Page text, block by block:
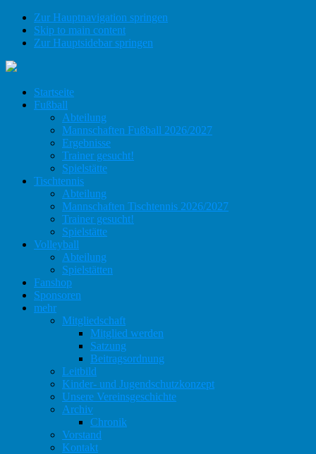
Zur Hauptnavigation springen
Skip to main content
Zur Hauptsidebar springen
Startseite
Fußball
Abteilung
Mannschaften Fußball 2026/2027
Ergebnisse
Trainer gesucht!
Spielstätte
Tischtennis
Abteilung
Mannschaften Tischtennis 2026/2027
Trainer gesucht!
Spielstätte
Volleyball
Abteilung
Spielstätten
Fanshop
Sponsoren
mehr
Mitgliedschaft
Mitglied werden
Satzung
Beitragsordnung
Leitbild
Kinder- und Jugendschutzkonzept
Unsere Vereinsgeschichte
Archiv
Chronik
Vorstand
Kontakt